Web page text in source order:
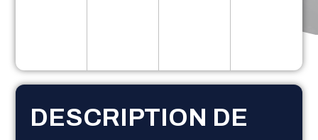
DESCRIPTION DE